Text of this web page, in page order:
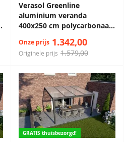
Verasol Greenline
aluminium veranda
400x250 cm polycarbonaat
Originele prijs 1.579,00
Onze prijs 1.342,00
GRATIS thuisbezorgd!